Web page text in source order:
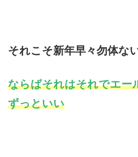
それこそ新年早々勿体な
ならばそれはそれでエー
ずっといい